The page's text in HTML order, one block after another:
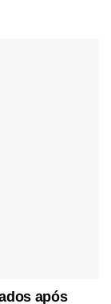
após